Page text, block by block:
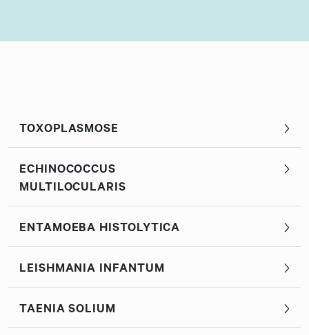
TOXOPLASMOSE
ECHINOCOCCUS
MULTILOCULARIS
ENTAMOEBA HISTOLYTICA
LEISHMANIA INFANTUM
TAENIA SOLIUM